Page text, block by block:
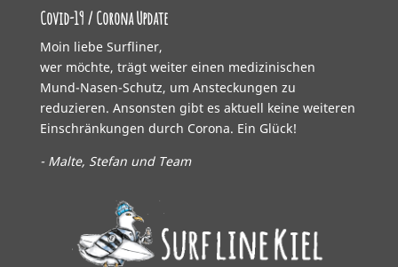
Covid-19 / Corona Update
Moin liebe Surfliner,
wer möchte, trägt weiter einen medizinischen
Mund-Nasen-Schutz, um Ansteckungen zu
reduzieren. Ansonsten gibt es aktuell keine weiteren
Einschränkungen durch Corona. Ein Glück!
- Malte, Stefan und Team